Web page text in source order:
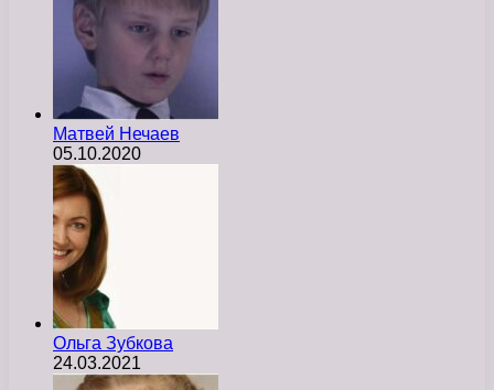
Матвей Нечаев
05.10.2020
Ольга Зубкова
24.03.2021